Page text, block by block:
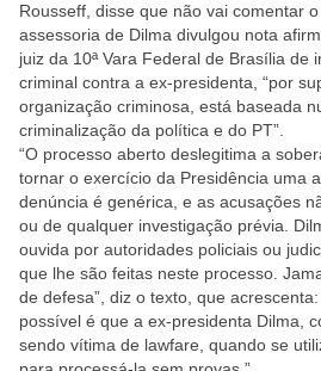
Rousseff, disse que não vai comentar
assessoria de Dilma divulgou nota
juiz da 10ª Vara Federal de Brasília de
criminal contra a ex-presidenta, “por
organização criminosa, está baseada
criminalização da política e do PT”.
“O processo aberto deslegitima a
tornar o exercício da Presidência uma
denúncia é genérica, e as acusações
ou de qualquer investigação prévia.
ouvida por autoridades policiais ou
que lhe são feitas neste processo.
de defesa”, diz o texto, que
possível é que a ex-presidenta Dilma,
sendo vítima de lawfare, quando se